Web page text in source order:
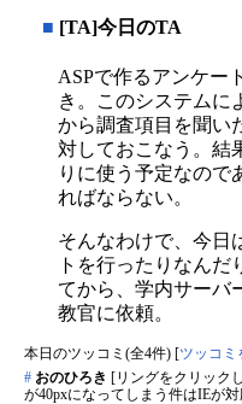
■ [TA]今日のTA
ASPで作るアンケー
き。このシステムに
から調査項目を聞い
対しておこなう。結
りに使う予定なので
ればならない。
そんなわけで、今日
トを行ったりなんだ
てから、学内サーバ
教官に依頼。
本日のツッコミ(全4件) [ツッコミ
# おのひろき [リングをクリック
が40pxになってしまう件はIEが